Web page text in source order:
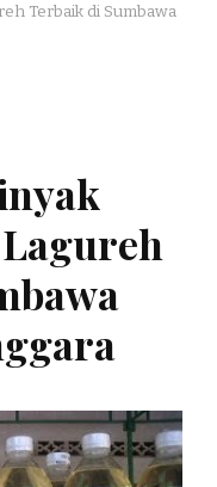
Terbaik di Sumbawa